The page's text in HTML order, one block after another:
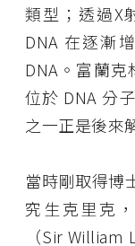
類型；透過X
DNA 在逐漸
DNA。富蘭克
位於 DNA 分
之一正是後來
當時剛取得博
究生克里克
（Sir